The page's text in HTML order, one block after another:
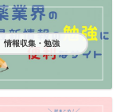
情報収集・勉強